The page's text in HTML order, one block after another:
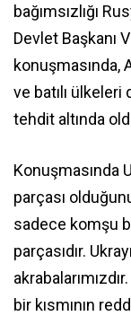
bağımsızlığı
Devlet Başkanı
konuşmasında,
ve batılı
tehdit altında
Konuşmasında
parçası
sadece komşu
parçasıdır.
bir kısmının